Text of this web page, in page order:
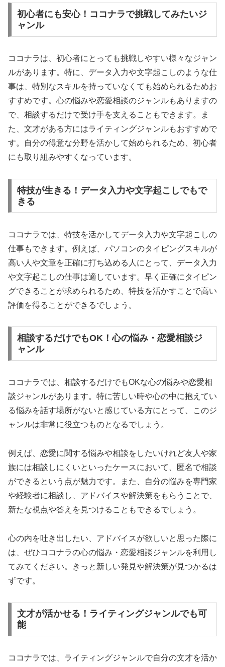
初心者にも安心！ココナラで挑戦してみたいジ
ャンル
ココナラは、初心者にとっても挑戦しやすい様々なジャン
ルがあります。特に、データ入力や文字起こしのような仕
事は、特別なスキルを持っていなくても始められるためお
すすめです。心の悩みや恋愛相談のジャンルもありますの
で、相談するだけで受け手を支えることもできます。ま
た、文才がある方にはライティングジャンルもおすすめで
す。自分の得意な分野を活かして始められるため、初心者
にも取り組みやすくなっています。
特技が生きる！データ入力や文字起こしでもで
きる
ココナラでは、特技を活かしてデータ入力や文字起こしの
仕事もできます。例えば、パソコンのタイピングスキルが
高い人や文章を正確に打ち込める人にとって、データ入力
や文字起こしの仕事は適しています。早く正確にタイピン
グできることが求められるため、特技を活かすことで高い
評価を得ることができるでしょう。
相談するだけでもOK！心の悩み・恋愛相談ジ
ャンル
ココナラでは、相談するだけでもOKな心の悩みや恋愛相
談ジャンルがあります。特に苦しい時や心の中に抱えてい
る悩みを話す場所がないと感じている方にとって、このジ
ャンルは非常に役立つものとなるでしょう。
例えば、恋愛に関する悩みや相談をしたいけれど友人や家
族には相談しにくいといったケースにおいて、匿名で相談
ができるという点が魅力です。また、自分の悩みを専門家
や経験者に相談し、アドバイスや解決策をもらうことで、
新たな視点や答えを見つけることもできるでしょう。
心の内を吐き出したい、アドバイスが欲しいと思った際に
は、ぜひココナラの心の悩み・恋愛相談ジャンルを利用し
てみてください。きっと新しい発見や解決策が見つかるは
ずです。
文才が活かせる！ライティングジャンルでも可
能
ココナラでは、ライティングジャンルで自分の文才を活か